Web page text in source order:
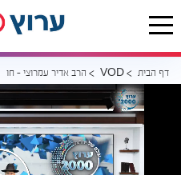
דף הבית VOD הרב אדיר עמרוצי -